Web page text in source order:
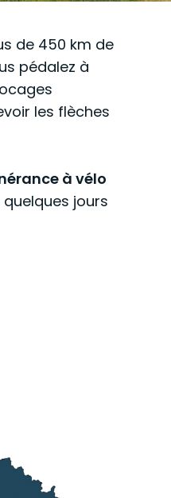
de 450 km de
pédalez à
les flèches
à vélo
jours